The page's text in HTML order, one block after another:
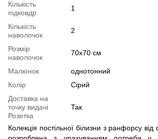
Кількість
підковдр
1
Кількість
наволочок
2
Розмір
наволочок
70х70 см
Малюнок
однотонний
Колір
Сірий
Доставка на
точку видачі
Розетка
Так
Колекція постільної білизни з ранфорсу